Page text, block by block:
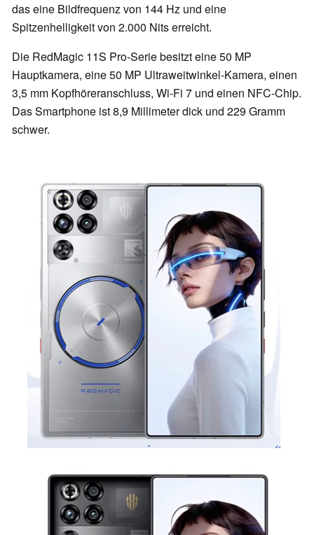
das eine Bildfrequenz von 144 Hz und eine
Spitzenhelligkeit von 2.000 Nits erreicht.
Die RedMagic 11S Pro-Serie besitzt eine 50 MP
Hauptkamera, eine 50 MP Ultraweitwinkel-Kamera, einen
3,5 mm Kopfhöreranschluss, Wi-Fi 7 und einen NFC-Chip.
Das Smartphone ist 8,9 Millimeter dick und 229 Gramm
schwer.